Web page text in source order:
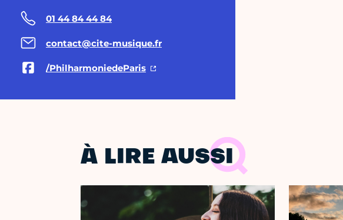
01 44 84 44 84
contact@cite-musique.fr
/PhilharmoniedeParis
À LIRE AUSSI